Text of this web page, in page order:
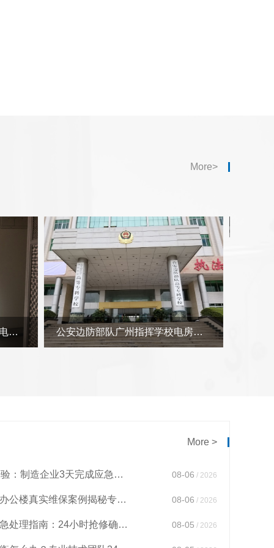
More>
公安边防部队广州指挥学校电房维保 加油站加油站配电室标准，广州市配电室开关柜维护中心服务加油站配电室案例
More >
白云配电房维保公司27年经验：制造企业3天完成应急抢修案例 08-06 / 2026
白云配电房巡查哪家好点？办公楼真实维保案例揭秘专业流程 08-06 / 2026
白云区高压电房排水不畅应急处理指南：24小时抢修确保电力安全 08-05 / 2026